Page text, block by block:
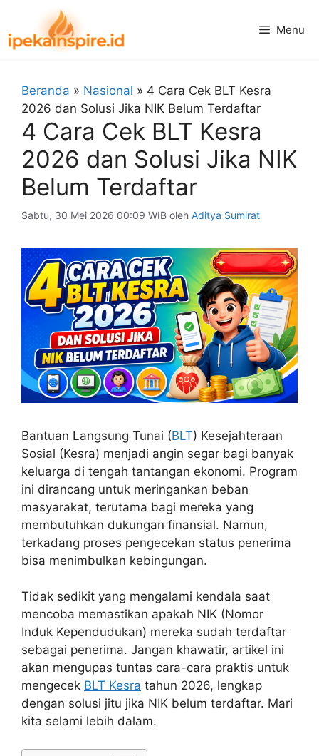
isi
Menu
Beranda » Nasional » 4 Cara Cek BLT Kesra
2026 dan Solusi Jika NIK Belum Terdaftar
4 Cara Cek BLT Kesra
2026 dan Solusi Jika NIK
Belum Terdaftar
Sabtu, 30 Mei 2026 00:09 WIB oleh Aditya Sumirat
Bantuan Langsung Tunai (BLT) Kesejahteraan
Sosial (Kesra) menjadi angin segar bagi banyak
keluarga di tengah tantangan ekonomi. Program
ini dirancang untuk meringankan beban
masyarakat, terutama bagi mereka yang
membutuhkan dukungan finansial. Namun,
terkadang proses pengecekan status penerima
bisa menimbulkan kebingungan.
Tidak sedikit yang mengalami kendala saat
mencoba memastikan apakah NIK (Nomor
Induk Kependudukan) mereka sudah terdaftar
sebagai penerima. Jangan khawatir, artikel ini
akan mengupas tuntas cara-cara praktis untuk
mengecek BLT Kesra tahun 2026, lengkap
dengan solusi jitu jika NIK belum terdaftar. Mari
kita selami lebih dalam.